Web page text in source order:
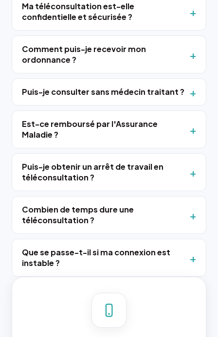
Ma téléconsultation est-elle
confidentielle et sécurisée ?
Comment puis-je recevoir mon
ordonnance ?
Puis-je consulter sans médecin traitant ?
Est-ce remboursé par l'Assurance
Maladie ?
Puis-je obtenir un arrêt de travail en
téléconsultation ?
Combien de temps dure une
téléconsultation ?
Que se passe-t-il si ma connexion est
instable ?